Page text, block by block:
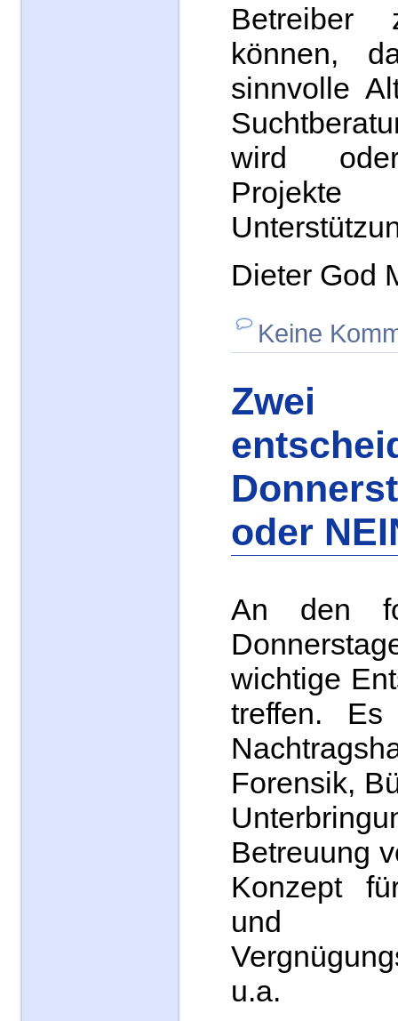
Betreiber
können,
sinnvolle
wird
Projekte
Dieter God
Keine
Zwei
oder
An den
wichtige
treffen.
Forensik,
Betreuung
Konzept
und
u.a.